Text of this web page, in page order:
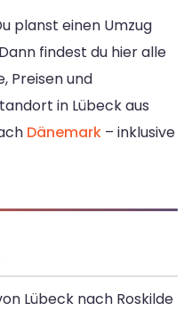
planst einen Umzug
findest du hier alle
Preisen und
in Lübeck aus
Dänemark – inklusive
Lübeck nach Roskilde